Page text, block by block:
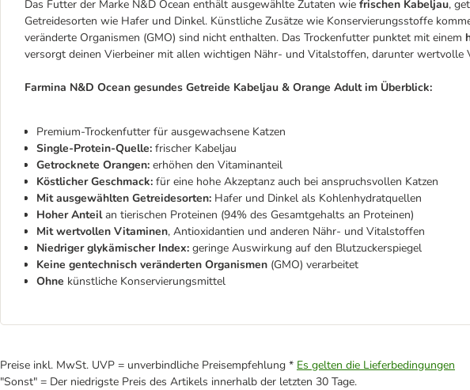
Das Futter der Marke N&D Ocean enthält ausgewählte Zutaten wie frischen Kabeljau,
Getreidesorten wie Hafer und Dinkel. Künstliche Zusätze wie Konservierungsstoffe
veränderte Organismen (GMO) sind nicht enthalten. Das Trockenfutter punktet mit einem
versorgt deinen Vierbeiner mit allen wichtigen Nähr- und Vitalstoffen, darunter wertvolle
Farmina N&D Ocean gesundes Getreide Kabeljau & Orange Adult im Überblick:
Premium-Trockenfutter für ausgewachsene Katzen
Single-Protein-Quelle: frischer Kabeljau
Getrocknete Orangen: erhöhen den Vitaminanteil
Köstlicher Geschmack: für eine hohe Akzeptanz auch bei anspruchsvollen Katzen
Mit ausgewählten Getreidesorten: Hafer und Dinkel als Kohlenhydratquellen
Hoher Anteilan tierischen Proteinen (94% des Gesamtgehalts an Proteinen)
Mit wertvollen Vitaminen, Antioxidantien und anderen Nähr- und Vitalstoffen
Niedriger glykämischer Index: geringe Auswirkung auf den Blutzuckerspiegel
Keine gentechnisch veränderten Organismen (GMO) verarbeitet
Ohne künstliche Konservierungsmittel
Preise inkl. MwSt. UVP = unverbindliche Preisempfehlung * Es gelten die Lieferbedingungen
"Sonst" = Der niedrigste Preis des Artikels innerhalb der letzten 30 Tage.